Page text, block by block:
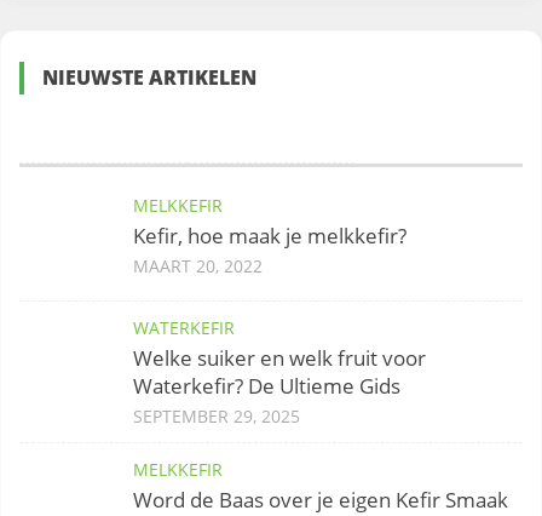
NIEUWSTE ARTIKELEN
MELKKEFIR
Kefir, hoe maak je melkkefir?
MAART 20, 2022
WATERKEFIR
Welke suiker en welk fruit voor
Waterkefir? De Ultieme Gids
SEPTEMBER 29, 2025
MELKKEFIR
Word de Baas over je eigen Kefir Smaak